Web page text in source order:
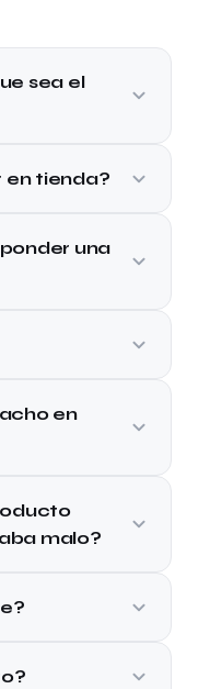
sea el
en tienda?
una
en
malo?